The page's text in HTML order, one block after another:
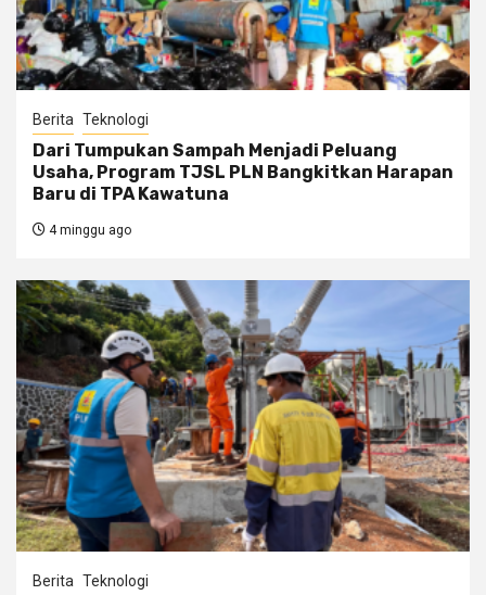
Berita Teknologi
Dari Tumpukan Sampah Menjadi Peluang
Usaha, Program TJSL PLN Bangkitkan Harapan
Baru di TPA Kawatuna
4 minggu ago
Berita Teknologi